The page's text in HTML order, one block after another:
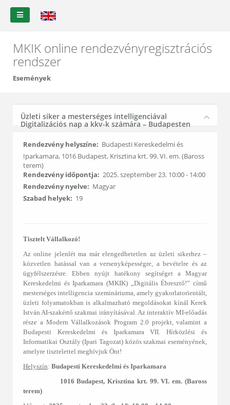
MKIK online rendezvényregisztrációs
rendszer
Események
Üzleti siker a mesterséges intelligenciával
Digitalizációs nap a kkv-k számára – Budapesten
Rendezvény helyszíne: Budapesti Kereskedelmi és
Iparkamara, 1016 Budapest, Krisztina krt. 99. VI. em. (Baross
terem)
Rendezvény időpontja: 2025. szeptember 23. 10:00 - 14:00
Rendezvény nyelve: Magyar
Szabad helyek: 19
Tisztelt Vállalkozó!
Az online jelenlét ma már elengedhetetlen az üzleti sikerhez –
közvetlen hatással van a versenyképességre, a bevételre és az
ügyfélszerzésre. Ebben nyújt hatékony segítséget a Magyar
Kereskedelmi és Iparkamara (MKIK) „Digitális Ébresztő!” című
mesterséges intelligencia szemináriuma, amely gyakorlatorientált,
üzleti folyamatokban is alkalmazható megoldásokat kínál Kerek
István AI-szakértő szakmai irányításával. Az interaktív MI-előadás
része a Modern Vállalkozások Program 2.0 projekt, valamint a
Budapesti Kereskedelmi és Iparkamara VII. Hírközlési és
Informatikai Osztály (Ipari Tagozat) közös szakmai eseményének,
amelyre tisztelettel meghívjuk Önt!
Helyszín: Budapesti Kereskedelmi és Iparkamara
1016 Budapest, Krisztina krt. 99. VI. em. (Baross
terem)